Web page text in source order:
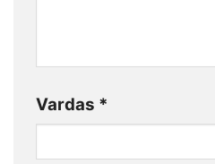
Vardas *